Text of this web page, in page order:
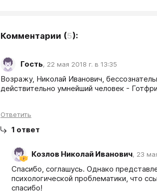
Комментарии (5):
Гость, 22 мая 2018 г. в 13:35
Возражу, Николай Иванович,
действительно умнейший человек -
Ответить
1 ответ
Козлов Николай Иванович, 23
Спасибо, соглашусь. Однако
психологической проблематики, что
спасибо!